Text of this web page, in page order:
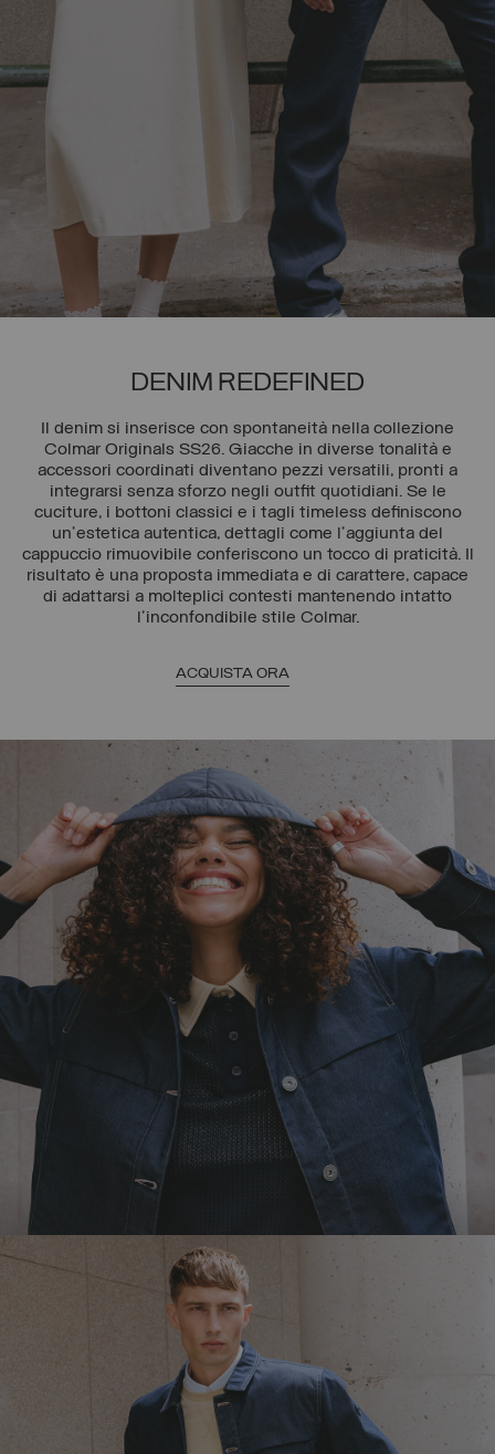
DENIM REDEFINED
Il denim si inserisce con spontaneità nella collezione
Colmar Originals SS26. Giacche in diverse tonalità e
accessori coordinati diventano pezzi versatili, pronti a
integrarsi senza sforzo negli outfit quotidiani. Se le
cuciture, i bottoni classici e i tagli timeless definiscono
un’estetica autentica, dettagli come l’aggiunta del
cappuccio rimuovibile conferiscono un tocco di praticità. Il
risultato è una proposta immediata e di carattere, capace
di adattarsi a molteplici contesti mantenendo intatto
l'inconfondibile stile Colmar.
ACQUISTA ORA